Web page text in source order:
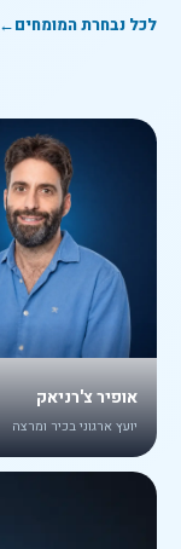
לכל נבחרת המומחים←
אופיר צ'רניאק
יועץ ארגוני בכיר ומרצה